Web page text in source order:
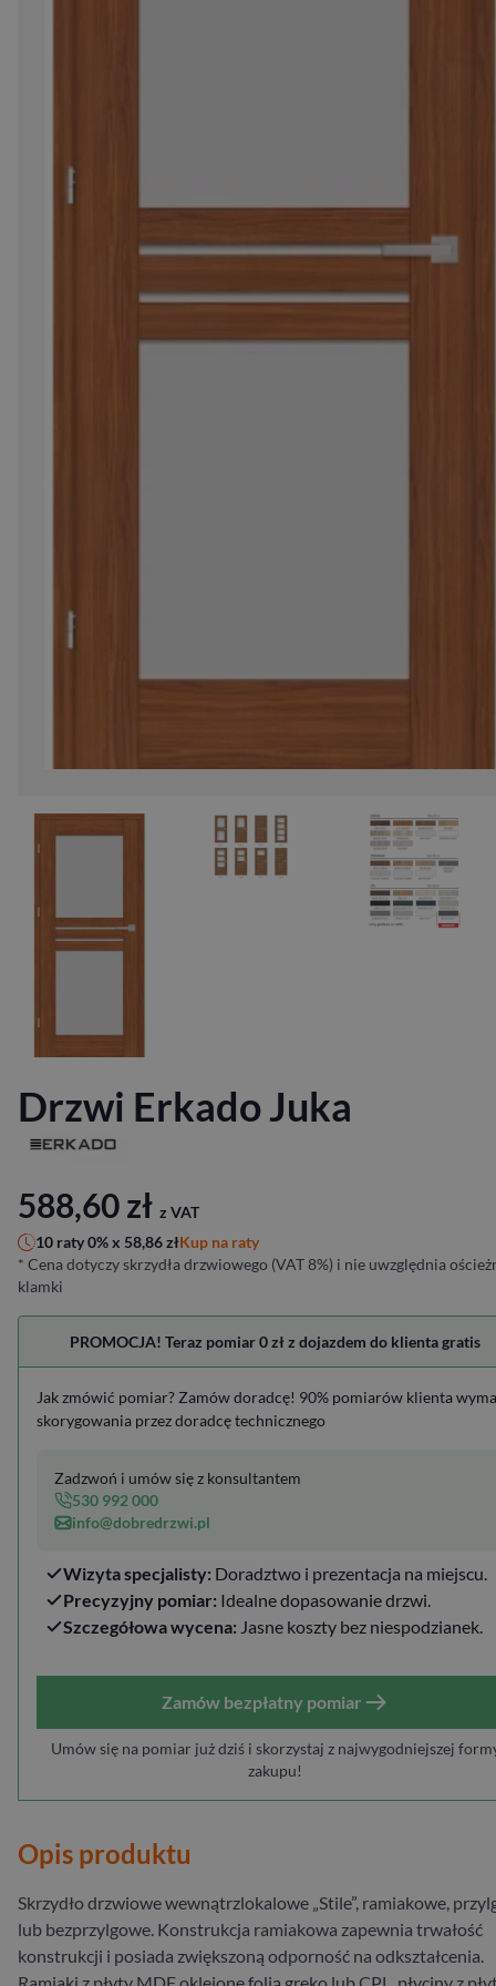
Drzwi Erkado Juka
588,60zł z VAT
10 raty 0% x 58,86złKup na raty
* Cena dotyczy skrzydła drzwiowego (VAT 8%) i nie uwzględnia
klamki
PROMOCJA! Teraz pomiar 0 zł z dojazdem do klienta gratis
Jak zmówić pomiar? Zamów doradcę! 90% pomiarów klienta
skorygowania przez doradcę technicznego
Wizyta specjalisty: Doradztwo i prezentacja na miejscu.
Precyzyjny pomiar: Idealne dopasowanie drzwi.
Szczegółowa wycena: Jasne koszty bez niespodzianek.
Zadzwoń i umów się z konsultantem
530 992 000
info@dobredrzwi.pl
Zamów bezpłatny pomiar
Umów się na pomiar już dziś i skorzystaj z najwygodniejszej
zakupu!
Opis produktu
Skrzydło drzwiowe wewnątrzlokalowe „Stile”, ramiakowe,
lub bezprzylgowe. Konstrukcja ramiakowa zapewnia trwałość
konstrukcji i posiada zwiększoną odporność na odkształcenia.